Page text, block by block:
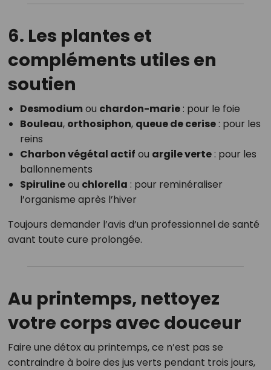
6. Les plantes et
compléments utiles en
soutien
Desmodiumou chardon-marie: pour le foie
Bouleau, orthosiphon, queue de cerise: pour les
reins
Charbon végétal actif ou argile verte: pour les
ballonnements
Spirulineou chlorella : pour reminéraliser
l’organisme après l’hiver
Toujours demander l’avis d’un professionnel de santé
avant toute cure prolongée.
Au printemps, nettoyez
votre corps avec douceur
Faire une détox au printemps, ce n’est pas se
contraindre à boire des jus verts pendant trois jours,